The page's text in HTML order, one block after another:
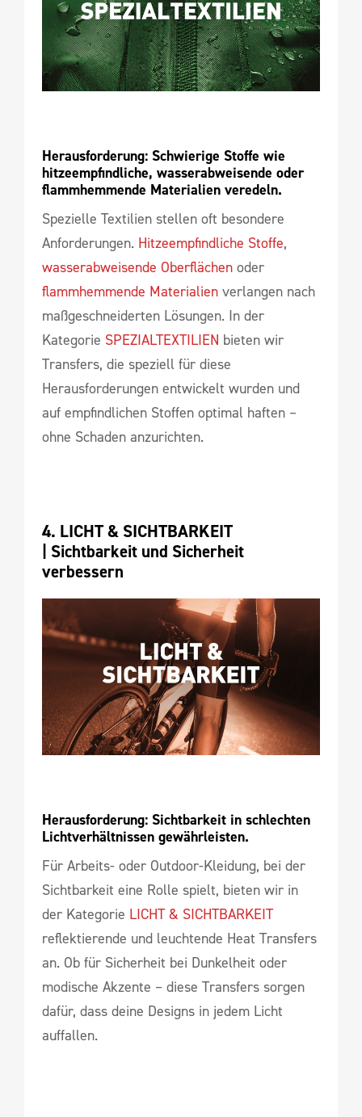
Herausforderung: Schwierige Stoffe wie
hitzeempfindliche, wasserabweisende oder
flammhemmende Materialien veredeln.
Spezielle Textilien stellen oft besondere
Anforderungen. Hitzeempfindliche Stoffe,
wasserabweisende Oberflächen oder
flammhemmende Materialien verlangen nach
maßgeschneiderten Lösungen. In der
Kategorie SPEZIALTEXTILIEN bieten wir
Transfers, die speziell für diese
Herausforderungen entwickelt wurden und
auf empfindlichen Stoffen optimal haften –
ohne Schaden anzurichten.
4. LICHT & SICHTBARKEIT
Sichtbarkeit und Sicherheit
verbessern
Herausforderung: Sichtbarkeit in schlechten
Lichtverhältnissen gewährleisten.
Für Arbeits- oder Outdoor-Kleidung, bei der
Sichtbarkeit eine Rolle spielt, bieten wir in
der Kategorie LICHT & SICHTBARKEIT
reflektierende und leuchtende Heat Transfers
an. Ob für Sicherheit bei Dunkelheit oder
modische Akzente – diese Transfers sorgen
dafür, dass deine Designs in jedem Licht
auffallen.